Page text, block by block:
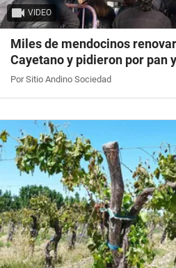
VIDEO
Miles de mendocinos
Cayetano y pidieron por pan
Por Sitio Andino Sociedad